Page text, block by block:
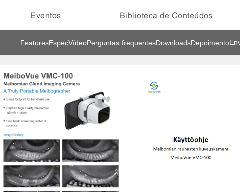
Eventos Biblioteca de Conteúdos
FeaturesEspecVídeoPerguntas frequentesDownloadsDepoimento